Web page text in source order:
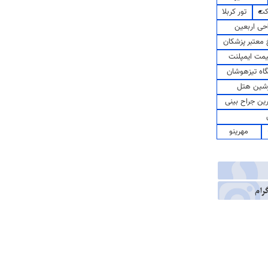
تور کربلا
اربعین
پزشکان
ایمپلنت
تیزهوشان
هتل
جراح بینی
مهرینو